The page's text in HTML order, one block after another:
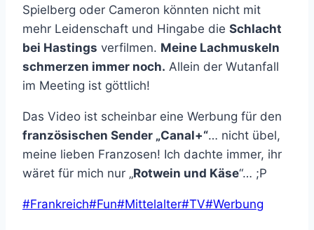
Spielberg oder Cameron könnten nicht mit
mehr Leidenschaft und Hingabe die Schlacht
bei Hastings verfilmen. Meine Lachmuskeln
schmerzen immer noch. Allein der Wutanfall
im Meeting ist göttlich!
Das Video ist scheinbar eine Werbung für den
französischen Sender „Canal+“… nicht übel,
meine lieben Franzosen! Ich dachte immer, ihr
wäret für mich nur „Rotwein und Käse“… ;P
Schlagworte:
#Frankreich#Fun#Mittelalter#TV#Werbung